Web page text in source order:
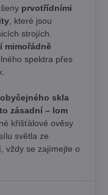
prvotřídními
, které jsou
strojích.
mimořádně
spektra přes
skla
zásadní – lom
křišťálové ověsy
světla ze
vždy se zajímejte o